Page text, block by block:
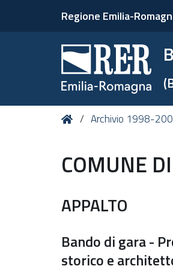
Regione Emilia-
Tu HomeArchivio 1998-
COMUNE
APPALTO
Bando di gara -
storico e